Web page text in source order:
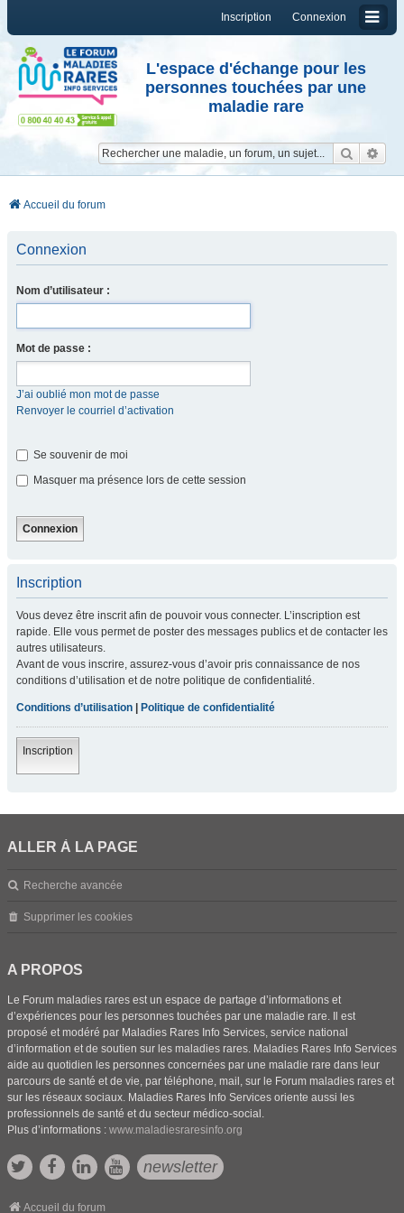
Connexion
Inscription
L'espace d'échange pour les
personnes touchées par une
maladie rare
Accueil du forum
Connexion
Nom d’utilisateur :
Mot de passe :
J’ai oublié mon mot de passe
Renvoyer le courriel d’activation
Se souvenir de moi
Masquer ma présence lors de cette session
Inscription
Vous devez être inscrit afin de pouvoir vous connecter. L’inscription est
rapide. Elle vous permet de poster des messages publics et de contacter les
autres utilisateurs.
Avant de vous inscrire, assurez-vous d’avoir pris connaissance de nos
conditions d’utilisation et de notre politique de confidentialité.
Conditions d’utilisation Politique de confidentialité
Inscription
ALLER À LA PAGE
Recherche avancée
Supprimer les cookies
A PROPOS
Le Forum maladies rares est un espace de partage d’informations et
d’expériences pour les personnes touchées par une maladie rare. Il est
proposé et modéré par Maladies Rares Info Services, service national
d’information et de soutien sur les maladies rares. Maladies Rares Info Services
aide au quotidien les personnes concernées par une maladie rare dans leur
parcours de santé et de vie, par téléphone, mail, sur le Forum maladies rares et
sur les réseaux sociaux. Maladies Rares Info Services oriente aussi les
professionnels de santé et du secteur médico-social.
Plus d’informations : www.maladiesraresinfo.org
newsletter
Accueil du forum